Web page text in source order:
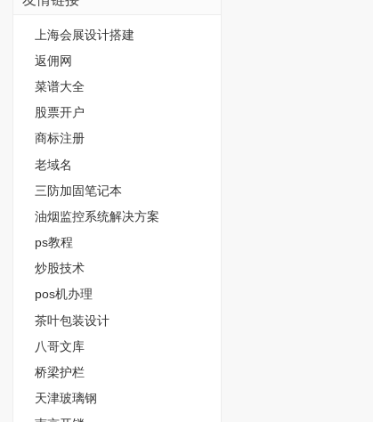
上海会展设计搭建
返佣网
菜谱大全
股票开户
商标注册
老域名
三防加固笔记本
油烟监控系统解决方案
ps教程
炒股技术
pos机办理
茶叶包装设计
八哥文库
桥梁护栏
天津玻璃钢